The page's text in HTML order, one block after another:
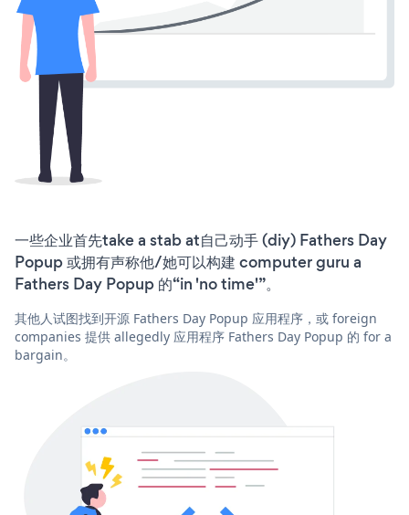
一些企业首先take a stab at自己动手 (diy) Fathers Day
Popup 或拥有声称他/她可以构建 computer guru a
Fathers Day Popup 的“in 'no time'”。
其他人试图找到开源 Fathers Day Popup 应用程序，或 foreign
companies 提供 allegedly 应用程序 Fathers Day Popup 的 for a
bargain。